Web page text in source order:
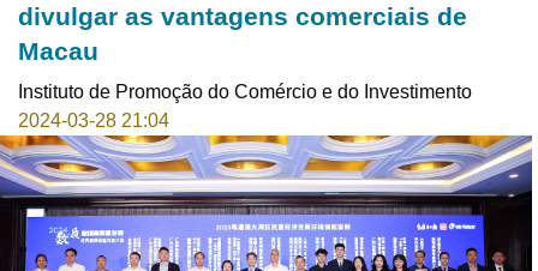
divulgar as vantagens comerciais de
Macau
Instituto de Promoção do Comércio e do Investimento
2024-03-28 21:04